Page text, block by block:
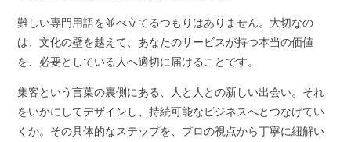
難しい専門用語を並べ立てるつもりはありません。大切なの
は、文化の壁を越えて、あなたのサービスが持つ本当の価値
を、必要としている人へ適切に届けることです。
集客という言葉の裏側にある、人と人との新しい出会い。それ
をいかにしてデザインし、持続可能なビジネスへとつなげてい
くか。その具体的なステップを、プロの視点から丁寧に紐解い